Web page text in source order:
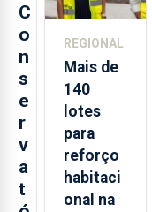
C
o
n
s
e
r
v
a
t
REGIONAL
Mais de
140
lotes
para
reforço
habitaci
onal na